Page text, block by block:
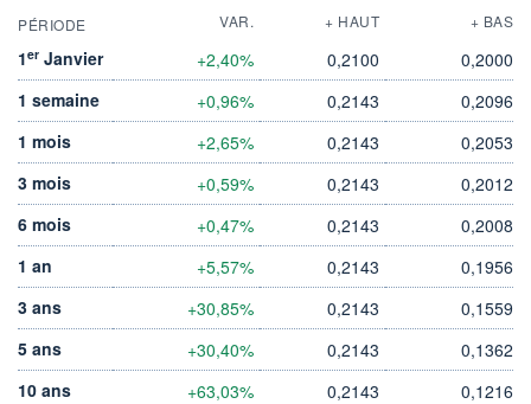
PÉRIODE VAR. + HAUT + BAS
1er Janvier +2,40% 0,2100
0,2000
1 semaine
+0,96% 0,2143
0,2096
1 mois
+2,65% 0,2143
0,2053
3 mois
+0,59% 0,2143
0,2012
6 mois
+0,47% 0,2143
0,2008
1 an
+5,57% 0,2143
0,1956
3 ans
+30,85% 0,2143
0,1559
5 ans
+30,40% 0,2143
0,1362
10 ans
+63,03% 0,2143
0,1216